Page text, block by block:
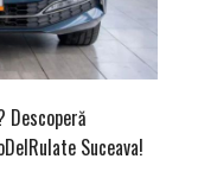
Descoperă
Suceava!